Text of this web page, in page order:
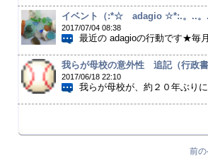
イベント（:*☆ adagio ☆*:.。..。
2017/07/04 08:38
最近の adagioの行動です★毎
我らが母校の意外性 追記（行政
2017/06/18 22:10
我らが母校が、約２０年ぶり
前の